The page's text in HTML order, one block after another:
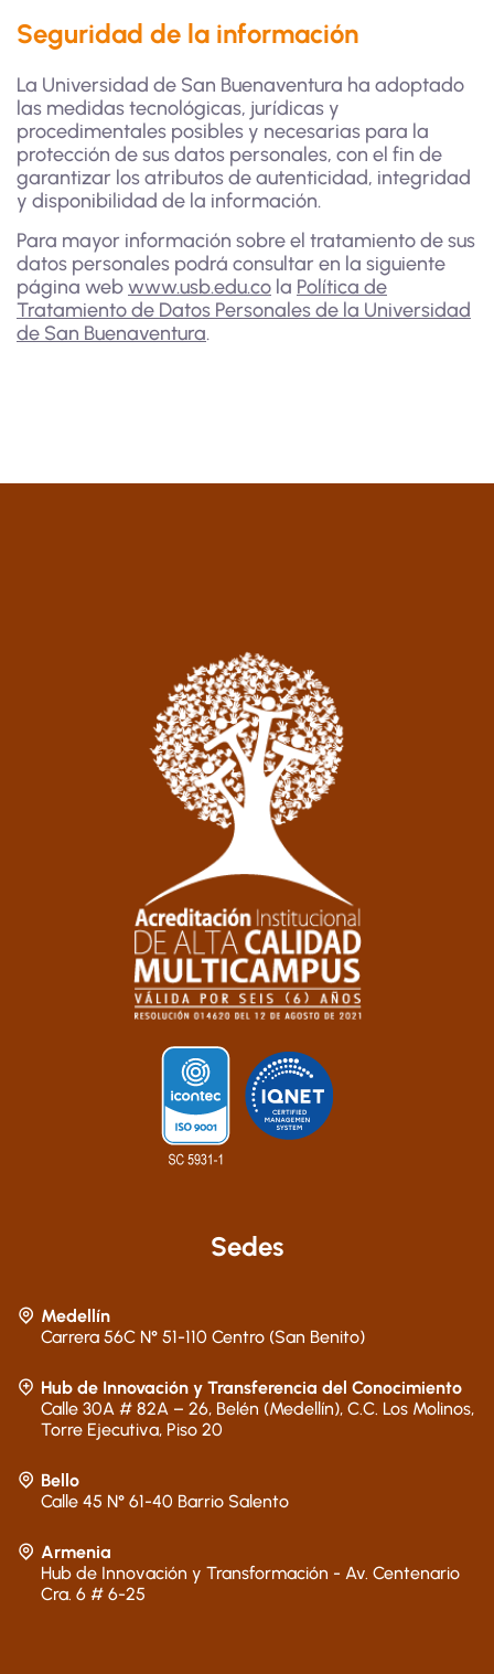
Seguridad de la información
La Universidad de San Buenaventura ha adoptado
las medidas tecnológicas, jurídicas y
procedimentales posibles y necesarias para la
protección de sus datos personales, con el fin de
garantizar los atributos de autenticidad, integridad
y disponibilidad de la información.
Para mayor información sobre el tratamiento de sus
datos personales podrá consultar en la siguiente
página webwww.usb.edu.co la Política de
Tratamiento de Datos Personales de la Universidad
de San Buenaventura.
Sedes
Medellín
Carrera 56C N° 51-110 Centro (San Benito)
Hub de Innovación y Transferencia del Conocimiento
Calle 30A # 82A – 26, Belén (Medellín), C.C. Los Molinos,
Torre Ejecutiva, Piso 20
Bello
Calle 45 N° 61-40 Barrio Salento
Armenia
Hub de Innovación y Transformación - Av. Centenario
Cra. 6 # 6-25